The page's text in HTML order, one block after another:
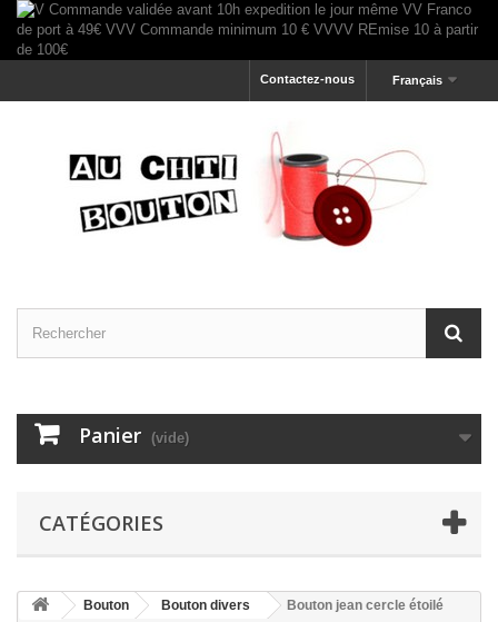
Français
Contactez-nous
Panier (vide)
CATÉGORIES
Bouton Bouton divers
Bouton jean cercle étoilé